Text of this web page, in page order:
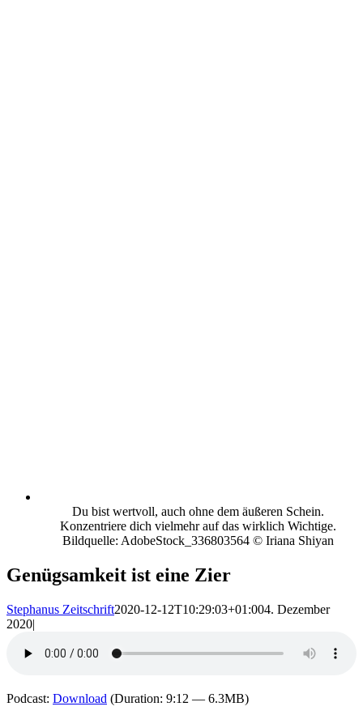
Du bist wertvoll, auch ohne dem äußeren Schein.
Konzentriere dich vielmehr auf das wirklich Wichtige.
Bildquelle: AdobeStock_336803564 © Iriana Shiyan
Genügsamkeit ist eine Zier
Stephanus Zeitschrift2020-12-12T10:29:03+01:004. Dezember
2020|
Podcast: Download (Duration: 9:12 — 6.3MB)